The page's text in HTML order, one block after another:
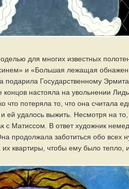
для многих известных
и «Большая лежащая
подарила Государственному
настояла на увольнении
что потеряла то, что она считала
ей удалось выжить. Несмотря на
с Матиссом. В ответ художник
продолжала заботиться обо всех
их квартиры, чтобы ему было